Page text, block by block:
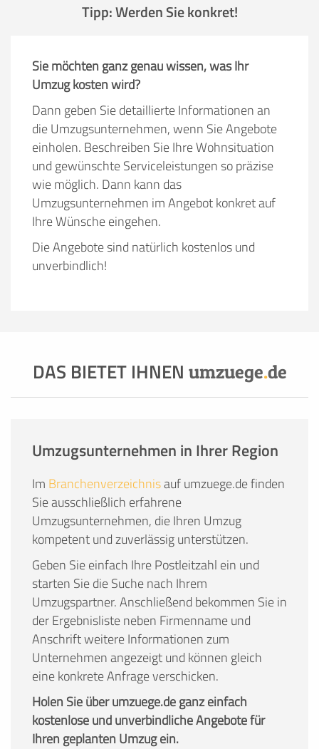
Tipp: Werden Sie konkret!
Sie möchten ganz genau wissen, was Ihr
Umzug kosten wird?
Dann geben Sie detaillierte Informationen an
die Umzugsunternehmen, wenn Sie Angebote
einholen. Beschreiben Sie Ihre Wohnsituation
und gewünschte Serviceleistungen so präzise
wie möglich. Dann kann das
Umzugsunternehmen im Angebot konkret auf
Ihre Wünsche eingehen.
Die Angebote sind natürlich kostenlos und
unverbindlich!
DAS BIETET IHNEN umzuege.de
Umzugsunternehmen in Ihrer Region
Im Branchenverzeichnisauf umzuege.de finden
Sie ausschließlich erfahrene
Umzugsunternehmen, die Ihren Umzug
kompetent und zuverlässig unterstützen.
Geben Sie einfach Ihre Postleitzahl ein und
starten Sie die Suche nach Ihrem
Umzugspartner. Anschließend bekommen Sie in
der Ergebnisliste neben Firmenname und
Anschrift weitere Informationen zum
Unternehmen angezeigt und können gleich
eine konkrete Anfrage verschicken.
Holen Sie über umzuege.de ganz einfach
kostenlose und unverbindliche Angebote für
Ihren geplanten Umzug ein.